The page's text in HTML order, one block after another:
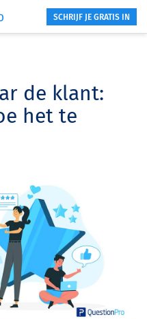
SCHRIJF JE GRATIS IN
de klant:
het te